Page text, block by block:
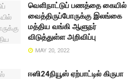
வெளிநாட்டுப் பணத்தை கையில்
வைத்திருப்போருக்கு இலங்கை
மத்திய வங்கி ஆளுநர்
விடுத்துள்ள அறிவிப்பு
MAY 20, 2022
ஈஸி24நியூஸ் ஏற்பாட்டில் கிருபா